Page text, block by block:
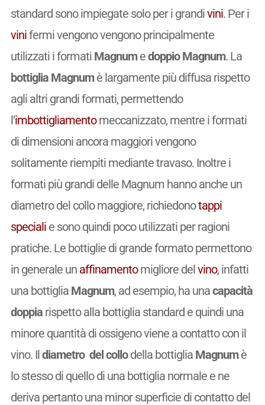
standard sono impiegate solo per i grandivini. Per i
vinifermi vengono vengono principalmente
utilizzati i formati Magnumedoppio Magnum. La
bottiglia Magnumè largamente più diffusa rispetto
agli altri grandi formati, permettendo
l’imbottigliamentomeccanizzato, mentre i formati
di dimensioni ancora maggiori vengono
solitamente riempiti mediante travaso. Inoltre i
formati più grandi delle Magnum hanno anche un
diametro del collo maggiore, richiedonotappi
specialie sono quindi poco utilizzati per ragioni
pratiche. Le bottiglie di grande formato permettono
in generale un affinamentomigliore delvino, infatti
una bottiglia Magnum, ad esempio, ha unacapacità
doppiarispetto alla bottiglia standard e quindi una
minore quantità di ossigeno viene a contatto con il
vino. Ildiametro del collodella bottiglia Magnumè
lo stesso di quello di una bottiglia normale e ne
deriva pertanto una minor superficie di contatto del